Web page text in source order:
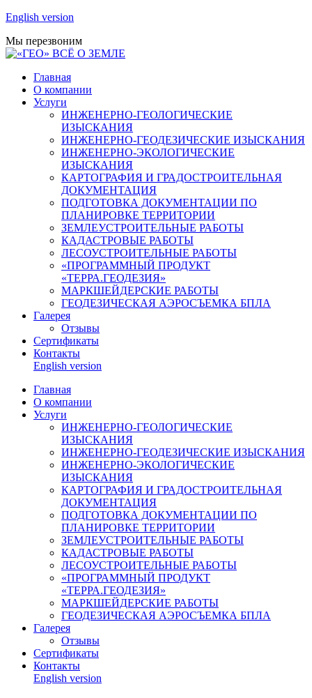
English version
Мы перезвоним
Главная
О компании
Услуги
ИНЖЕНЕРНО-ГЕОЛОГИЧЕСКИЕ
ИЗЫСКАНИЯ
ИНЖЕНЕРНО-ГЕОДЕЗИЧЕСКИЕ ИЗЫСКАНИЯ
ИНЖЕНЕРНО-ЭКОЛОГИЧЕСКИЕ
ИЗЫСКАНИЯ
КАРТОГРАФИЯ И ГРАДОСТРОИТЕЛЬНАЯ
ДОКУМЕНТАЦИЯ
ПОДГОТОВКА ДОКУМЕНТАЦИИ ПО
ПЛАНИРОВКЕ ТЕРРИТОРИИ
ЗЕМЛЕУСТРОИТЕЛЬНЫЕ РАБОТЫ
КАДАСТРОВЫЕ РАБОТЫ
ЛЕСОУСТРОИТЕЛЬНЫЕ РАБОТЫ
«ПРОГРАММНЫЙ ПРОДУКТ
«ТЕРРА.ГЕОДЕЗИЯ»
МАРКШЕЙДЕРСКИЕ РАБОТЫ
ГЕОДЕЗИЧЕСКАЯ АЭРОСЪЕМКА БПЛА
Галерея
Отзывы
Сертификаты
Контакты
English version
Главная
О компании
Услуги
ИНЖЕНЕРНО-ГЕОЛОГИЧЕСКИЕ
ИЗЫСКАНИЯ
ИНЖЕНЕРНО-ГЕОДЕЗИЧЕСКИЕ ИЗЫСКАНИЯ
ИНЖЕНЕРНО-ЭКОЛОГИЧЕСКИЕ
ИЗЫСКАНИЯ
КАРТОГРАФИЯ И ГРАДОСТРОИТЕЛЬНАЯ
ДОКУМЕНТАЦИЯ
ПОДГОТОВКА ДОКУМЕНТАЦИИ ПО
ПЛАНИРОВКЕ ТЕРРИТОРИИ
ЗЕМЛЕУСТРОИТЕЛЬНЫЕ РАБОТЫ
КАДАСТРОВЫЕ РАБОТЫ
ЛЕСОУСТРОИТЕЛЬНЫЕ РАБОТЫ
«ПРОГРАММНЫЙ ПРОДУКТ
«ТЕРРА.ГЕОДЕЗИЯ»
МАРКШЕЙДЕРСКИЕ РАБОТЫ
ГЕОДЕЗИЧЕСКАЯ АЭРОСЪЕМКА БПЛА
Галерея
Отзывы
Сертификаты
Контакты
English version